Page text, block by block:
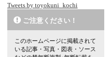
Tweets by toyokuni_kochi
ご注意ください！
このホームページに掲載されて
いる記事・写真・図表・ソース